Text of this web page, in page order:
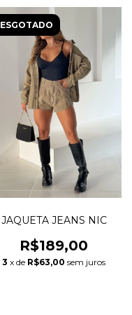
ESGOTADO
JAQUETA JEANS NIC
R$189,00
3 x de R$63,00 sem juros